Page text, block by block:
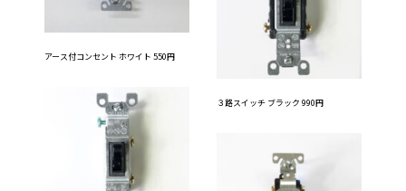
アース付コンセント ホワイト 550円
３路スイッチ ブラック 990円